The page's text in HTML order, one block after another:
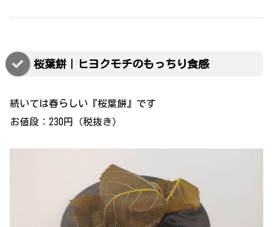
桜葉餅｜ヒヨクモチのもっちり食感
続いては春らしい『桜葉餅』です
お値段：230円（税抜き）